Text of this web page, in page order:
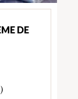
DE